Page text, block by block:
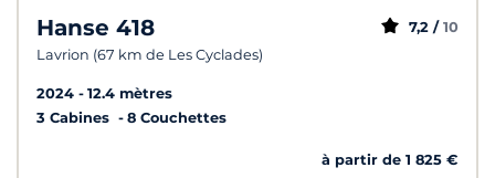
Hanse 418
Lavrion (67 km de Les Cyclades)
7,2 / 10
2024
12.4 mètres
3 Cabines
8 Couchettes
à partir de 1 825 €